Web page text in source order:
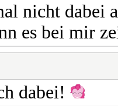
nicht dabei
es bei mir
dabei!